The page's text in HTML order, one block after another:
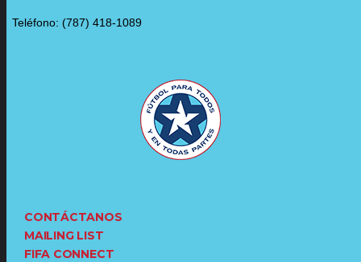
Teléfono: (787) 418-1089
CONTÁCTANOS
MAILING LIST
FIFA CONNECT